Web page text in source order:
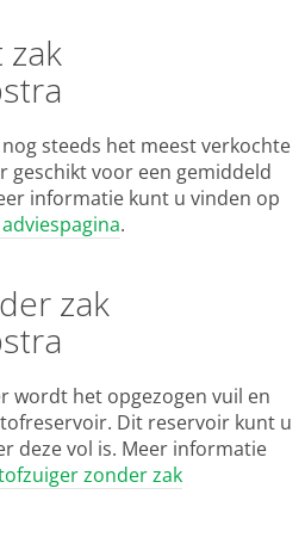
zak
steeds het meest verkochte
geschikt voor een gemiddeld
informatie kunt u vinden op
.
zak
wordt het opgezogen vuil en
Dit reservoir kunt u
deze vol is. Meer informatie
zonder zak